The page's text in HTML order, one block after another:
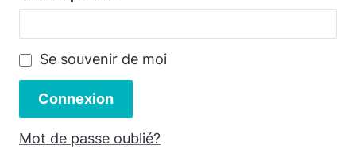
Se souvenir de moi
Connexion
Mot de passe oublié?